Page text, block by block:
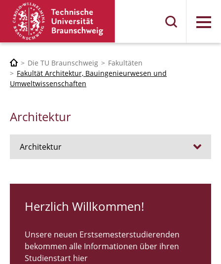
Menü
Die TU Braunschweig
Fakultäten
Fakultät Architektur, Bauingenieurwesen und
Umweltwissenschaften
Architektur
Architektur
RUNDGANG 26
Bachelor Architektur
Herzlich Willkommen!
Unsere neuen Erstsemesterstudierenden
bekommen alle Informationen über ihren
Studienstart hier